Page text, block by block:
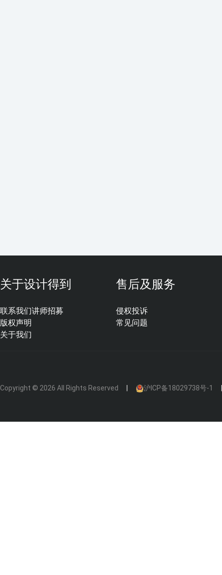
关于设计得到
联系我们
版权声明
关于我们
讲师招募
售后及服务
侵权投诉
常见问题
Copyright © 2026 All Rights Reserved 沪ICP备18029738号-1